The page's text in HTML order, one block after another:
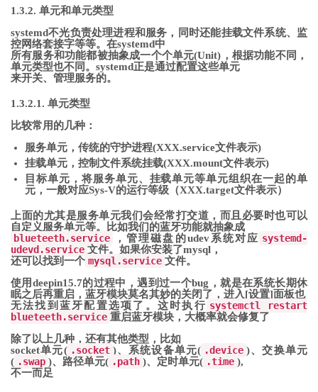
1.3.2. 单元和单元类型
systemd不光负责处理进程和服务，同时还能挂载文件系统、监
控网络套接字等等。在systemd中
所有服务和功能都被抽象成一个个单元(Unit)，根据功能不同，
单元类型也不同。systemd正是通过配置这些单元
来开关、管理服务的。
1.3.2.1. 单元类型
比较常用的几种：
服务单元，传统的守护进程(XXX.service文件表示)
挂载单元，控制文件系统挂载(XXX.mount文件表示)
目标单元，将服务单元、挂载单元等单元组织在一起的单
元，一般对应Sys-V的运行等级（XXX.target文件表示）
上面的尤其是服务单元我们会经常打交道，而且必要时也可以
自定义服务单元等。比如我们的蓝牙功能就抽象成
blueteeth.service
，管理磁盘的udev系统对应 systemd-
udevd.service 文件。如果你安装了mysql，
还可以找到一个 mysql.service 文件。
使用deepin15.7的过程中，遇到过一个bug，就是在系统长期休
眠之后再重启，蓝牙模块莫名其妙的关闭了，进入[设置]面板也
无法找到蓝牙配置选项了。这时执行 systemctl restart
blueteeth.service 重启蓝牙模块，大概率就会修复了
除了以上几种，还有其他类型，比如
socket单元( .socket )、系统设备单元( .device )、交换单元
( .swap )、路径单元( .path )、定时单元( .time ),
不一而足